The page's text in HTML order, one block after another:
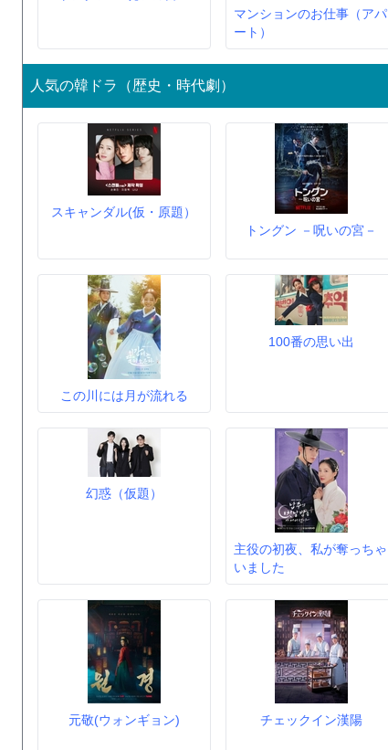
マンションのお仕事（アパ
ート）
人気の韓ドラ（歴史・時代劇）
スキャンダル(仮・原題）
トングン －呪いの宮－
この川には月が流れる
100番の思い出
幻惑（仮題）
主役の初夜、私が奪っちゃ
いました
元敬(ウォンギョン) チェックイン漢陽